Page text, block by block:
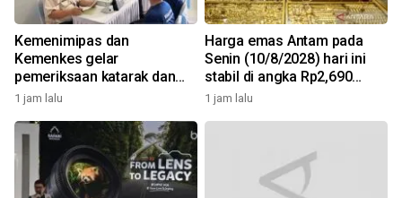
Kemenimipas dan
Kemenkes gelar
pemeriksaan katarak dan
CKG sambut HUT RI
1 jam lalu
Harga emas Antam pada
Senin (10/8/2028) hari ini
stabil di angka Rp2,690
juta/gr
1 jam lalu